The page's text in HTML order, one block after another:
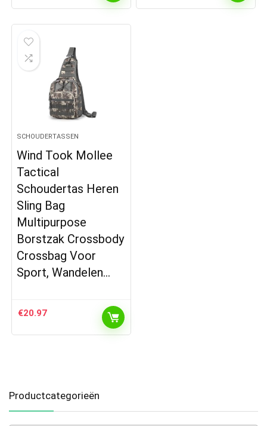
SCHOUDERTASSEN
Wind Took Mollee
Tactical
Schoudertas Heren
Sling Bag
Multipurpose
Borstzak Crossbody
Crossbag Voor
Sport, Wandelen…
€20.97
Productcategorieën